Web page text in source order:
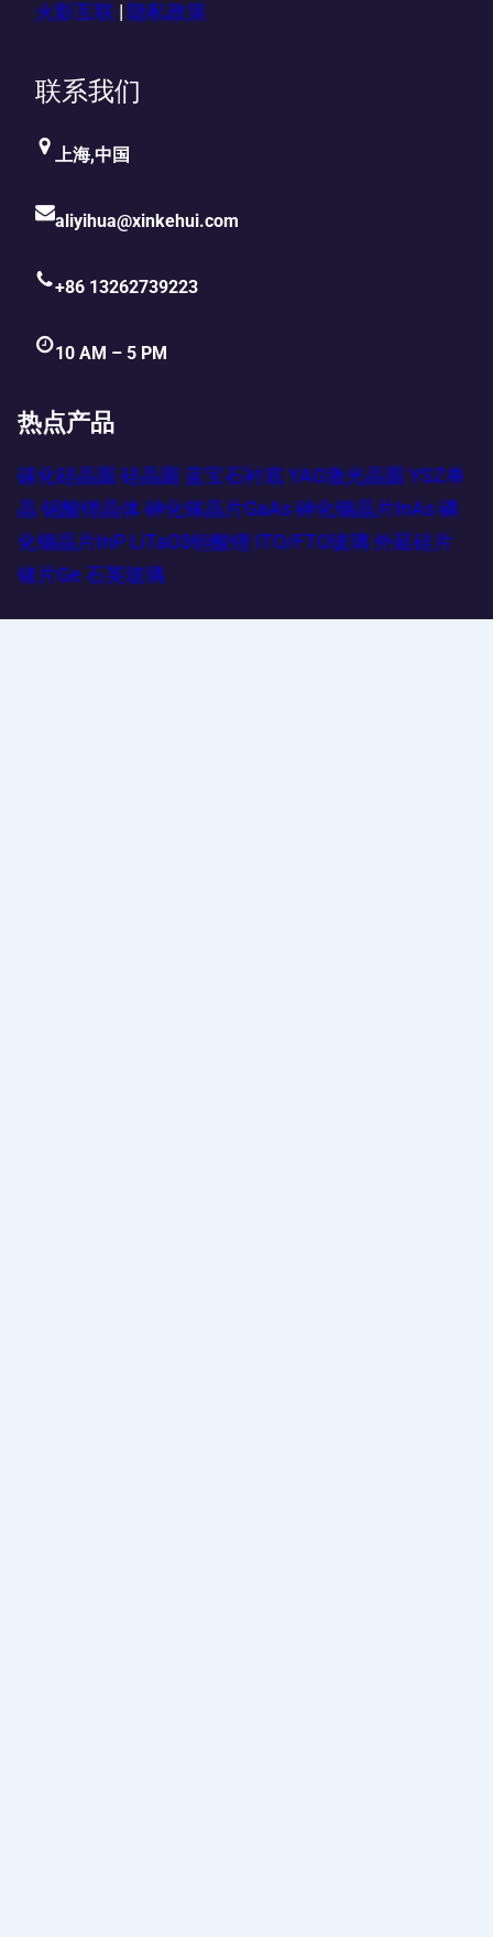
火影互联 隐私政策
联系我们
上海,中国
aliyihua@xinkehui.com
+86 13262739223
10 AM – 5 PM
热点产品
碳化硅晶圆 硅晶圆 蓝宝石衬底 YAG激光晶圆 YSZ单
晶 铌酸锂晶体 砷化镓晶片GaAs 砷化铟晶片InAs 磷
化铟晶片InP LiTaO3钽酸锂 ITO/FTO玻璃 外延硅片
锗片Ge 石英玻璃